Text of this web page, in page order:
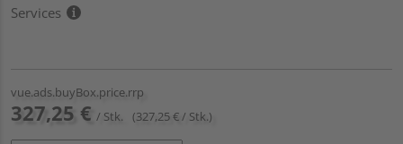
Services
vue.ads.buyBox.price.rrp
327,25 € / Stk. (327,25 € / Stk.)